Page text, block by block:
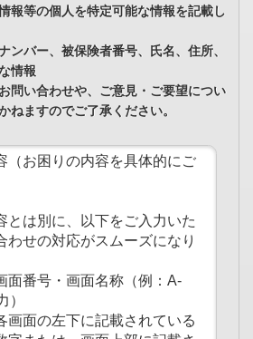
報等の個人を特定可能な情報を記載し
バー、被保険者番号、氏名、住所、
情報
問い合わせや、ご意見・ご要望につい
ねますのでご了承ください。